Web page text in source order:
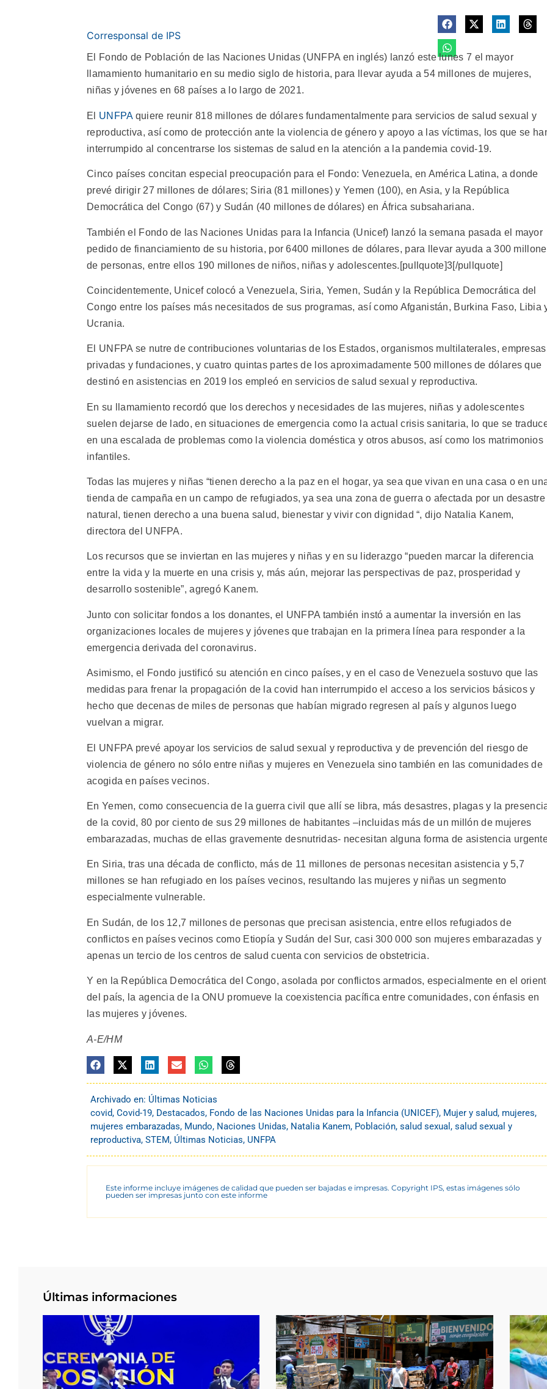
Corresponsal de IPS
El Fondo de Población de las Naciones Unidas (UNFPA en inglés) lanzó este lunes 7 el mayor
llamamiento humanitario en su medio siglo de historia, para llevar ayuda a 54 millones de mujeres,
niñas y jóvenes en 68 países a lo largo de 2021.
El UNFPAquiere reunir 818 millones de dólares fundamentalmente para servicios de salud sexual y
reproductiva, así como de protección ante la violencia de género y apoyo a las víctimas, los que se
interrumpido al concentrarse los sistemas de salud en la atención a la pandemia covid-19.
Cinco países concitan especial preocupación para el Fondo: Venezuela, en América Latina, a donde
prevé dirigir 27 millones de dólares; Siria (81 millones) y Yemen (100), en Asia, y la República
Democrática del Congo (67) y Sudán (40 millones de dólares) en África subsahariana.
También el Fondo de las Naciones Unidas para la Infancia (Unicef) lanzó la semana pasada el mayor
pedido de financiamiento de su historia, por 6400 millones de dólares, para llevar ayuda a 300
de personas, entre ellos 190 millones de niños, niñas y adolescentes.[pullquote]3[/pullquote]
Coincidentemente, Unicef colocó a Venezuela, Siria, Yemen, Sudán y la República Democrática del
Congo entre los países más necesitados de sus programas, así como Afganistán, Burkina Faso, Libia
Ucrania.
El UNFPA se nutre de contribuciones voluntarias de los Estados, organismos multilaterales, empresas
privadas y fundaciones, y cuatro quintas partes de los aproximadamente 500 millones de dólares que
destinó en asistencias en 2019 los empleó en servicios de salud sexual y reproductiva.
En su llamamiento recordó que los derechos y necesidades de las mujeres, niñas y adolescentes
suelen dejarse de lado, en situaciones de emergencia como la actual crisis sanitaria, lo que se
en una escalada de problemas como la violencia doméstica y otros abusos, así como los matrimonios
infantiles.
Todas las mujeres y niñas “tienen derecho a la paz en el hogar, ya sea que vivan en una casa o en
tienda de campaña en un campo de refugiados, ya sea una zona de guerra o afectada por un desastre
natural, tienen derecho a una buena salud, bienestar y vivir con dignidad “, dijo Natalia Kanem,
directora del UNFPA.
Los recursos que se inviertan en las mujeres y niñas y en su liderazgo “pueden marcar la diferencia
entre la vida y la muerte en una crisis y, más aún, mejorar las perspectivas de paz, prosperidad y
desarrollo sostenible”, agregó Kanem.
Junto con solicitar fondos a los donantes, el UNFPA también instó a aumentar la inversión en las
organizaciones locales de mujeres y jóvenes que trabajan en la primera línea para responder a la
emergencia derivada del coronavirus.
Asimismo, el Fondo justificó su atención en cinco países, y en el caso de Venezuela sostuvo que las
medidas para frenar la propagación de la covid han interrumpido el acceso a los servicios básicos y
hecho que decenas de miles de personas que habían migrado regresen al país y algunos luego
vuelvan a migrar.
El UNFPA prevé apoyar los servicios de salud sexual y reproductiva y de prevención del riesgo de
violencia de género no sólo entre niñas y mujeres en Venezuela sino también en las comunidades de
acogida en países vecinos.
En Yemen, como consecuencia de la guerra civil que allí se libra, más desastres, plagas y la
de la covid, 80 por ciento de sus 29 millones de habitantes –incluidas más de un millón de mujeres
embarazadas, muchas de ellas gravemente desnutridas- necesitan alguna forma de asistencia
En Siria, tras una década de conflicto, más de 11 millones de personas necesitan asistencia y 5,7
millones se han refugiado en los países vecinos, resultando las mujeres y niñas un segmento
especialmente vulnerable.
En Sudán, de los 12,7 millones de personas que precisan asistencia, entre ellos refugiados de
conflictos en países vecinos como Etiopía y Sudán del Sur, casi 300 000 son mujeres embarazadas y
apenas un tercio de los centros de salud cuenta con servicios de obstetricia.
Y en la República Democrática del Congo, asolada por conflictos armados, especialmente en el
del país, la agencia de la ONU promueve la coexistencia pacífica entre comunidades, con énfasis en
las mujeres y jóvenes.
A-E/HM
Archivado en: Últimas Noticias
covid, Covid-19, Destacados, Fondo de las Naciones Unidas para la Infancia (UNICEF), Mujer y salud, mujeres,
mujeres embarazadas, Mundo, Naciones Unidas, Natalia Kanem, Población, salud sexual , salud sexual y
reproductiva, STEM, Últimas Noticias, UNFPA
Este informe incluye imágenes de calidad que pueden ser bajadas e impresas. Copyright IPS, estas imágenes sólo
pueden ser impresas junto con este informe
Últimas informaciones